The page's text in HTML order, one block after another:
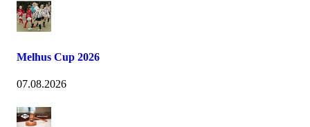
Melhus Cup 2026
07.08.2026